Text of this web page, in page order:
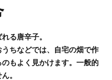
る唐辛子。
ちなどでは、自宅の畑で作
もよく見かけます。一般的
。